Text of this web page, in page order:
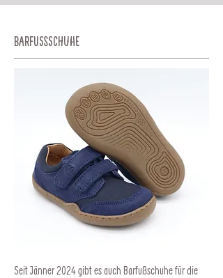
Barfussschuhe
Seit Jänner 2024 gibt es auch Barfußschuhe für die